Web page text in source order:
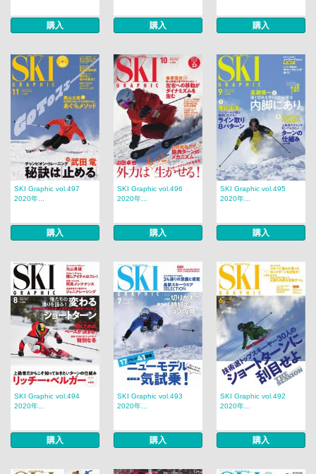
購入 購入 購入
SKI Graphic vol.497
2020年...
購入
SKI Graphic vol.496
2020年...
購入
SKI Graphic vol.495
2020年...
購入
SKI Graphic vol.494
2020年...
購入
SKI Graphic vol.493
2020年...
購入
SKI Graphic vol.492
2020年...
購入